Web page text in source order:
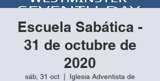
Escuela Sabática -
31 de octubre de
2020
sáb, 31 oct
Iglesia Adventista de